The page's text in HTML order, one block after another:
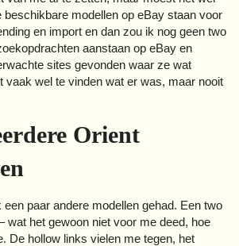
beschikbare modellen op eBay staan voor
en import en dan zou ik nog geen two
aanstaan op eBay en
sites gevonden waar ze wat
vaak wel te vinden wat er was, maar nooit
Orient
een paar andere modellen gehad. Een two
wat het gewoon niet voor me deed, hoe
De hollow links vielen me tegen, het